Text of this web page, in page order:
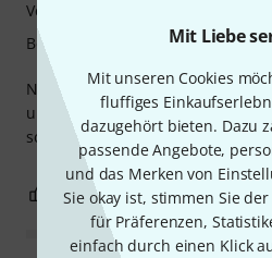
Mit Liebe
Mit unseren Cookies
fluffiges
dazugehört bieten. Dazu
passende Angebote,
und das Merken von
Sie okay ist, stimmen Sie
für Präferenzen,
einfach durch einen Klick
Nach langer Zeit will ich mich
und da kam dieses Set wie
schöner Klang.
Verarbeitung
Bedienung
0 BEWERTUNG